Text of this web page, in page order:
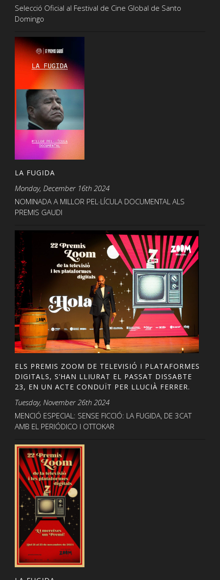
Selecció Oficial al Festival de Cine Global de Santo
Domingo
LA FUGIDA
Monday, December 16th 2024
NOMINADA A MILLOR PEL·LÍCULA DOCUMENTAL ALS
PREMIS GAUDI
ELS PREMIS ZOOM DE TELEVISIÓ I PLATAFORMES
DIGITALS, S’HAN LLIURAT EL PASSAT DISSABTE
23, EN UN ACTE CONDUÏT PER LLUCIÀ FERRER.
Tuesday, November 26th 2024
MENCIÓ ESPECIAL: SENSE FICCIÓ: LA FUGIDA, DE 3CAT
AMB EL PERIÓDICO I OTTOKAR